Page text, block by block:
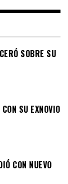
SOBRE SU
SU EXNOVIO
CON NUEVO